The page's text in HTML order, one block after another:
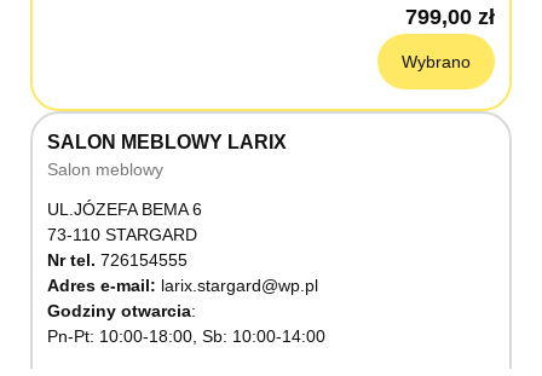
799,00 zł
Wybrano
SALON MEBLOWY LARIX
Salon meblowy
UL.JÓZEFA BEMA 6
73-110 STARGARD
Nr tel. 726154555
Adres e-mail: larix.stargard@wp.pl
Godziny otwarcia
Pn-Pt: 10:00-18:00, Sb: 10:00-14:00